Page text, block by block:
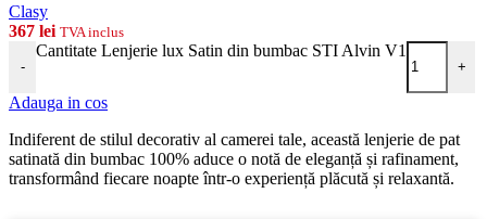
Clasy
367 lei TVA inclus
-
Cantitate Lenjerie lux Satin din bumbac STI Alvin V1
+
Adauga in cos
Indiferent de stilul decorativ al camerei tale, această lenjerie de pat
satinată din bumbac 100% aduce o notă de eleganță și rafinament,
transformând fiecare noapte într-o experiență plăcută și relaxantă.